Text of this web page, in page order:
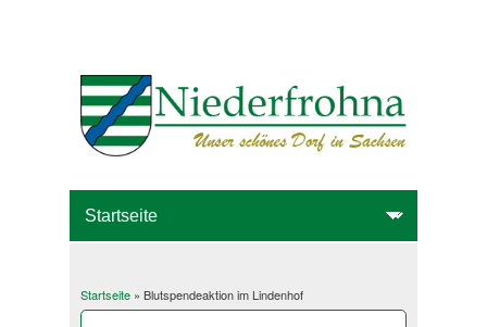
Sie sind hier
Startseite» Blutspendeaktion im Lindenhof